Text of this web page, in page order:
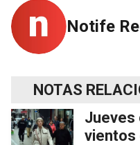
Notife
NOTAS
Jueves
vientos